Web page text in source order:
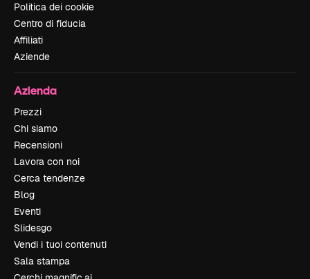
Politica dei cookie
Centro di fiducia
Affiliati
Aziende
Azienda
Prezzi
Chi siamo
Recensioni
Lavora con noi
Cerca tendenze
Blog
Eventi
Slidesgo
Vendi i tuoi contenuti
Sala stampa